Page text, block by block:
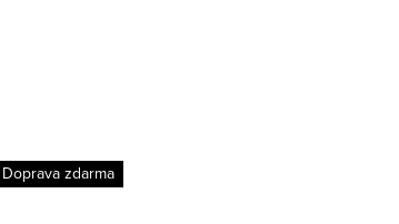
Doprava zdarma